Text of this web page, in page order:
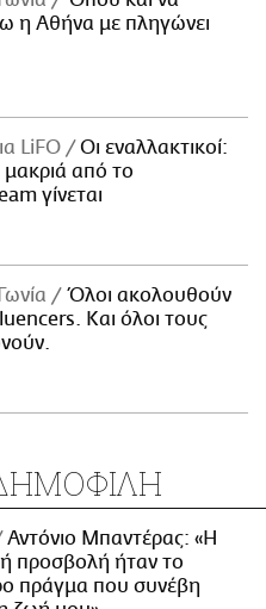
η Αθήνα με πληγώνει
LiFO
Οι εναλλακτικοί:
από το
γίνεται
Όλοι ακολουθούν
Και όλοι τους
Αντόνιο Μπαντέρας: «Η
προσβολή ήταν το
πράγμα που συνέβη